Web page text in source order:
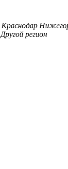
Краснодар
Другой регион